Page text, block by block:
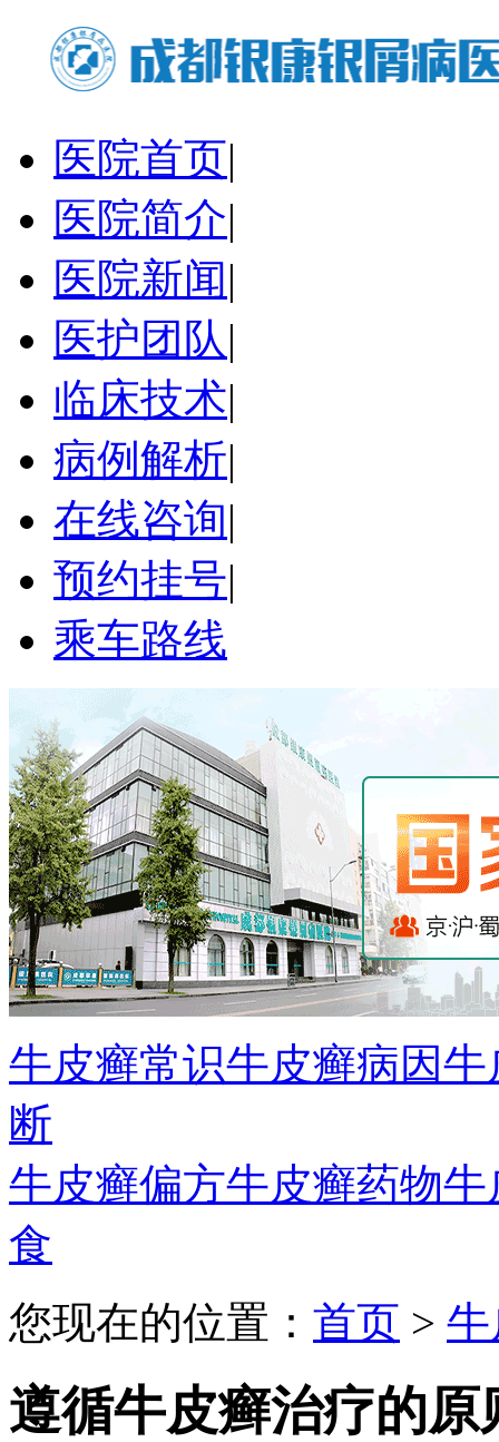
医院首页|
医院简介|
医院新闻|
医护团队|
临床技术|
病例解析|
在线咨询|
预约挂号|
乘车路线
牛皮癣常识牛皮癣病因牛
断
牛皮癣偏方牛皮癣药物牛
食
您现在的位置： 首页 >
遵循牛皮癣治疗的